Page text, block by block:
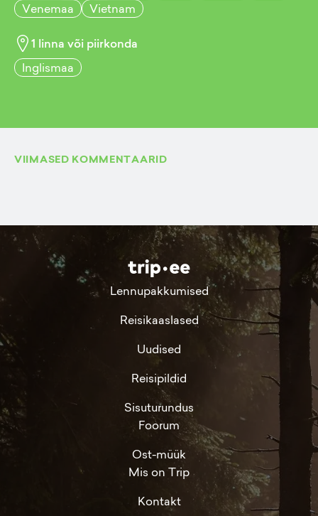
Venemaa
Vietnam
1 linna või piirkonda
Inglismaa
VIIMASED KOMMENTAARID
Lennupakkumised
Reisikaaslased
Uudised
Reisipildid
Sisuturundus
Foorum
Ost-müük
Mis on Trip
Kontakt